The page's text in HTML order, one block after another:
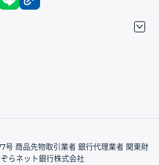
号 商品先物取引業者 銀行代理業者 関東財
ぞらネット銀行株式会社